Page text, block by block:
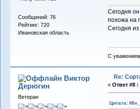
Сообщений: 76
Рейтинг: 720
Ивановская область
Сегодня
похожа на
Сегодня
С
Виктор
Дерюгин
Ветеран
Re:
« Ответ #8 :
Цитата: